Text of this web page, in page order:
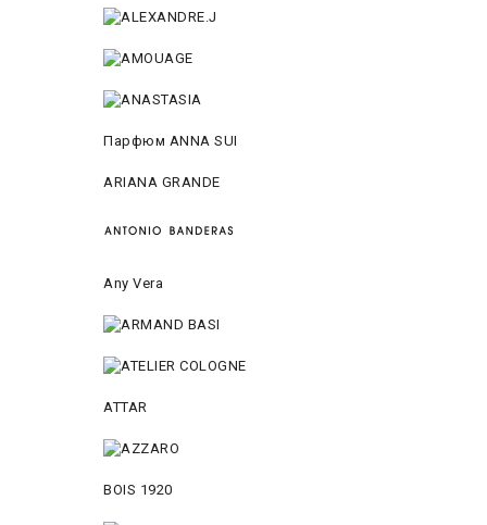
Парфюм ANNA SUI
ARIANA GRANDE
Any Vera
ATTAR
BOIS 1920